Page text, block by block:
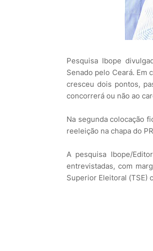
Pesquisa Ibope
Senado pelo Ceará. Em
cresceu dois pontos,
concorrerá ou não ao
Na segunda colocação
reeleição na chapa do
A pesquisa Ibope/
entrevistadas, com
Superior Eleitoral (TSE)